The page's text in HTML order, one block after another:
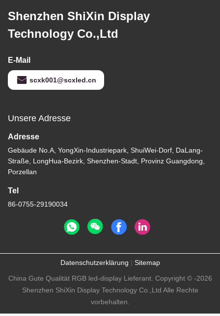
Shenzhen ShiXin Display
Technology Co.,Ltd
E-Mail
scxk001@scxled.cn
Unsere Adresse
Adresse
Gebäude No.A, YongXin-Industriepark, ShuiWei-Dorf, DaLang-
Straße, LongHua-Bezirk, Shenzhen-Stadt, Provinz Guangdong,
Porzellan
Tel
86-0755-29190034
Datenschutzerklärung | Sitemap
China Gute Qualität RGB led-display Lieferant. Copyright © -2026
Shenzhen ShiXin Display Technology Co.,Ltd Alle Rechte
vorbehalten.